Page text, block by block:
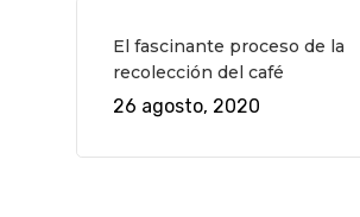
El fascinante proceso de la
recolección del café
26 agosto, 2020